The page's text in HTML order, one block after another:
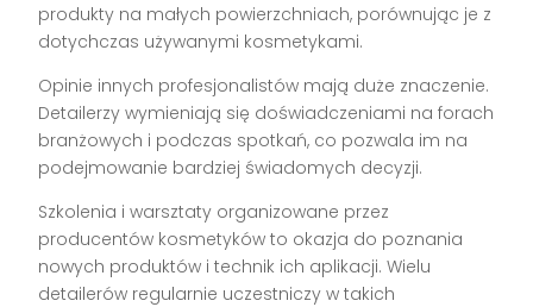
produkty na małych powierzchniach, porównując je z
dotychczas używanymi kosmetykami.
Opinie innych profesjonalistów mają duże znaczenie.
Detailerzy wymieniają się doświadczeniami na forach
branżowych i podczas spotkań, co pozwala im na
podejmowanie bardziej świadomych decyzji.
Szkolenia i warsztaty organizowane przez
producentów kosmetyków to okazja do poznania
nowych produktów i technik ich aplikacji. Wielu
detailerów regularnie uczestniczy w takich